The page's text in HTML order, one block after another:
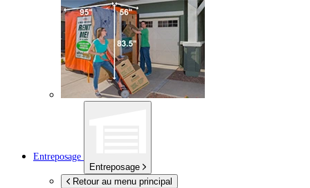
Entreposage
Entreposage
Retour au menu principal